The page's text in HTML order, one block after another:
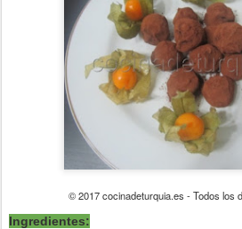
© 2017 cocinadeturquia.es - Todos los
Ingredientes: